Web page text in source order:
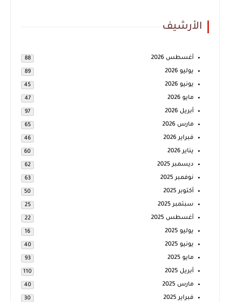
الأرشيف
أغسطس 2026 88
يوليو 2026 89
يونيو 2026 45
مايو 2026 47
أبريل 2026 97
مارس 2026 65
فبراير 2026 46
يناير 2026 60
ديسمبر 2025 62
نوفمبر 2025 63
أكتوبر 2025 50
سبتمبر 2025 25
أغسطس 2025 22
يوليو 2025 16
يونيو 2025 40
مايو 2025 93
أبريل 2025 110
مارس 2025 40
فبراير 2025 30